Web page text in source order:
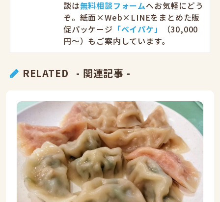
談は無料相談フォームへお気軽にどう
ぞ。紙面×Web×LINEをまとめた販
促パッケージ 「ベイパケ」
（30,000
円〜）もご案内しています。
RELATED - 関連記事 -